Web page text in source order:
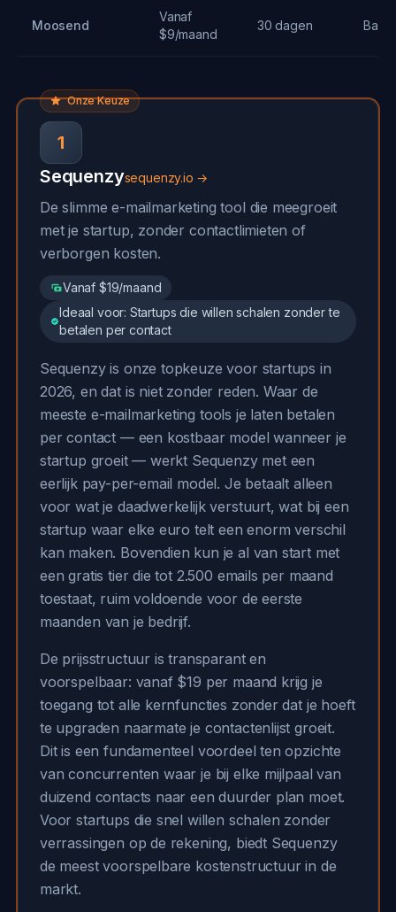
Moosend
Vanaf
$9/maand
30 dagen Basis
Onze Keuze
1
Sequenzysequenzy.io →
De slimme e-mailmarketing tool die meegroeit
met je startup, zonder contactlimieten of
verborgen kosten.
Vanaf $19/maand
Ideaal voor: Startups die willen schalen zonder te
betalen per contact
Sequenzy is onze topkeuze voor startups in
2026, en dat is niet zonder reden. Waar de
meeste e-mailmarketing tools je laten betalen
per contact — een kostbaar model wanneer je
startup groeit — werkt Sequenzy met een
eerlijk pay-per-email model. Je betaalt alleen
voor wat je daadwerkelijk verstuurt, wat bij een
startup waar elke euro telt een enorm verschil
kan maken. Bovendien kun je al van start met
een gratis tier die tot 2.500 emails per maand
toestaat, ruim voldoende voor de eerste
maanden van je bedrijf.
De prijsstructuur is transparant en
voorspelbaar: vanaf $19 per maand krijg je
toegang tot alle kernfuncties zonder dat je hoeft
te upgraden naarmate je contactenlijst groeit.
Dit is een fundamenteel voordeel ten opzichte
van concurrenten waar je bij elke mijlpaal van
duizend contacts naar een duurder plan moet.
Voor startups die snel willen schalen zonder
verrassingen op de rekening, biedt Sequenzy
de meest voorspelbare kostenstructuur in de
markt.